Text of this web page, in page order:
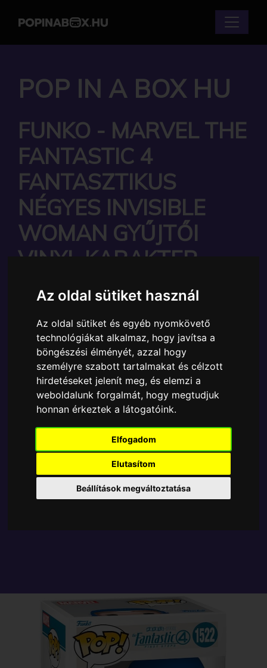
Az oldal sütiket használ
Az oldal sütiket és egyéb nyomkövető
technológiákat alkalmaz, hogy javítsa a
böngészési élményét, azzal hogy
személyre szabott tartalmakat és célzott
hirdetéseket jelenít meg, és elemzi a
weboldalunk forgalmát, hogy megtudjuk
honnan érkeztek a látogatóink.
Elfogadom
Elutasítom
Beállítások megváltoztatása
POP IN A BOX HU
FUNKO - MARVEL THE
FANTASTIC 4
FANTASZTIKUS
NÉGYES INVISIBLE
WOMAN GYŰJTŐI
VINYL KARAKTER
Cikkszám:889698853590
Ára:8790 Ft
A Funko POP - Marvel egyik népszerű terméke a
Funko - Marvel The Fantastic 4 Fantasztikus négyes
Invisible Woman gyűjtői vinyl karakter, amely
ablakos csomagolásban azaz - POP In a Box - várja
új gazdáját.
TOVÁBB A VÁSÁRLÁSRA
Tetszik? Osszd meg másokkal!